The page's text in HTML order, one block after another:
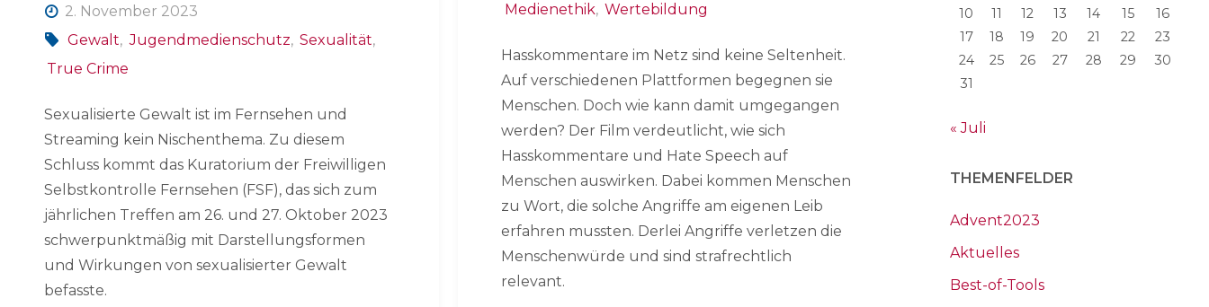
2. November 2023
Gewalt, Jugendmedienschutz, Sexualität,
True Crime
Sexualisierte Gewalt ist im Fernsehen und
Streaming kein Nischenthema. Zu diesem
Schluss kommt das Kuratorium der Freiwilligen
Selbstkontrolle Fernsehen (FSF), das sich zum
jährlichen Treffen am 26. und 27. Oktober 2023
schwerpunktmäßig mit Darstellungsformen
und Wirkungen von sexualisierter Gewalt
befasste.
Medienethik, Wertebildung
Hasskommentare im Netz sind keine Seltenheit.
Auf verschiedenen Plattformen begegnen sie
Menschen. Doch wie kann damit umgegangen
werden? Der Film verdeutlicht, wie sich
Hasskommentare und Hate Speech auf
Menschen auswirken. Dabei kommen Menschen
zu Wort, die solche Angriffe am eigenen Leib
erfahren mussten. Derlei Angriffe verletzen die
Menschenwürde und sind strafrechtlich
relevant.
10
11 12 13 14 15
16
17
18 19 20 21 22
23
24
25 26 27 28 29
30
31
« Juli
THEMENFELDER
Advent2023
Aktuelles
Best-of-Tools